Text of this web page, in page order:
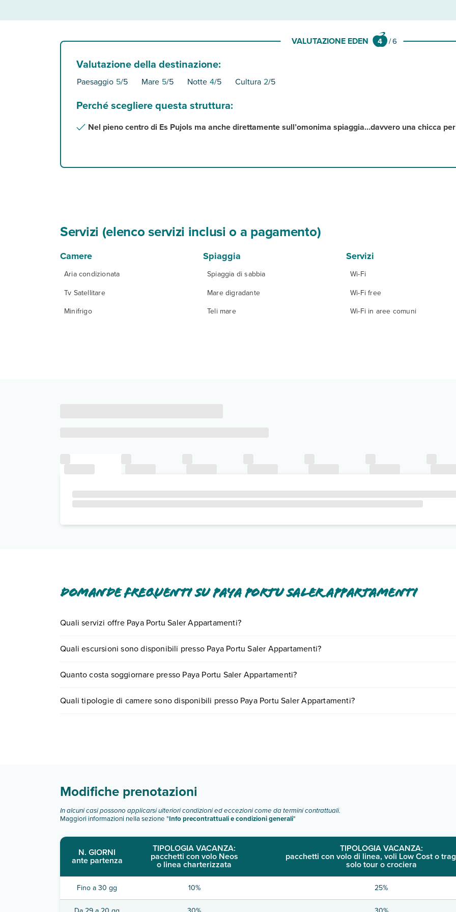
VALUTAZIONE EDEN 4 /6
Valutazione della destinazione:
Paesaggio 5/5 Mare 5/5 Notte 4/5 Cultura 2/5
Perché scegliere questa struttura:
Nel pieno centro di Es Pujols ma anche direttamente sull’omonima spiaggia…davvero una chicca
Servizi (elenco servizi inclusi o a pagamento)
Camere
Aria condizionata
Tv Satellitare
Minifrigo
Spiaggia
Spiaggia di sabbia
Mare digradante
Teli mare
Servizi
Wi-Fi
Wi-Fi free
Wi-Fi in aree comuni
Domande frequenti su Paya Portu Saler Appartamenti
Quali servizi offre Paya Portu Saler Appartamenti?
Scopri tutti i dettagli nel paragrafo dedicato "Info e descrizione".
Quali escursioni sono disponibili presso Paya Portu Saler Appartamenti?
numero 0721.17231 oprenotando un appuntamento.
Quanto costa soggiornare presso Paya Portu Saler Appartamenti?
e scegli quando partire.
Quali tipologie di camere sono disponibili presso Paya Portu Saler Appartamenti?
Modifiche prenotazioni
In alcuni casi possono applicarsi ulteriori condizioni ed eccezioni come da termini contrattuali.
Maggiori informazioni nella sezione "Info precontrattuali e condizioni generali"
N. GIORNI
ante partenza
TIPOLOGIA VACANZA:
pacchetti con volo Neos
o linea charterizzata
TIPOLOGIA VACANZA:
pacchetti con volo di linea, voli Low Cost o
solo tour o crociera
Fino a 30 gg 10% 25%